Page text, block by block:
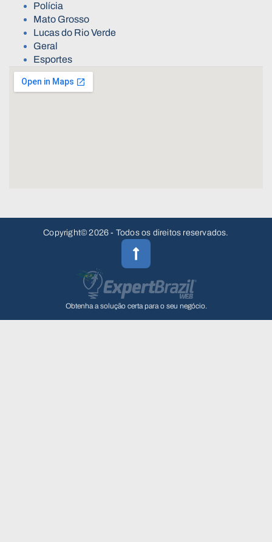
Polícia
Mato Grosso
Lucas do Rio Verde
Geral
Esportes
Copyright© 2026 - Todos os direitos reservados.
Obtenha a solução certa para o seu negócio.